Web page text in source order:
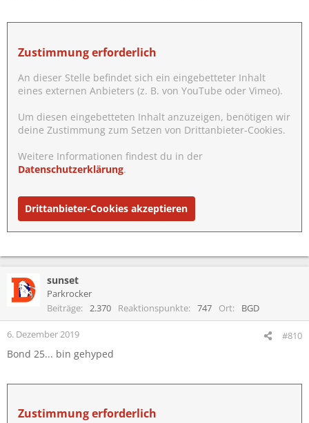
Zustimmung erforderlich
An dieser Stelle befindet sich ein eingebetteter Inhalt
eines externen Anbieters (z. B. von YouTube oder Vimeo).
Um diesen eingebetteten Inhalt anzuzeigen, benötigen wir
deine Zustimmung zum Setzen von Drittanbieter-Cookies.
Weitere Informationen findest du in der
Datenschutzerklärung.
Drittanbieter-Cookies akzeptieren
sunset
Parkrocker
Beiträge
2.370 Reaktionspunkte 747 Ort BGD
6. Dezember 2019 #810
Bond 25... bin gehyped
Zustimmung erforderlich